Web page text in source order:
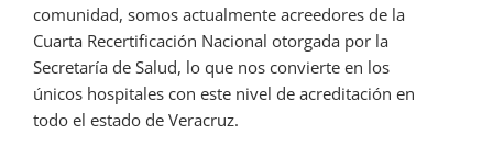
comunidad, somos actualmente acreedores de la
Cuarta Recertificación Nacional otorgada por la
Secretaría de Salud, lo que nos convierte en los
únicos hospitales con este nivel de acreditación en
todo el estado de Veracruz.